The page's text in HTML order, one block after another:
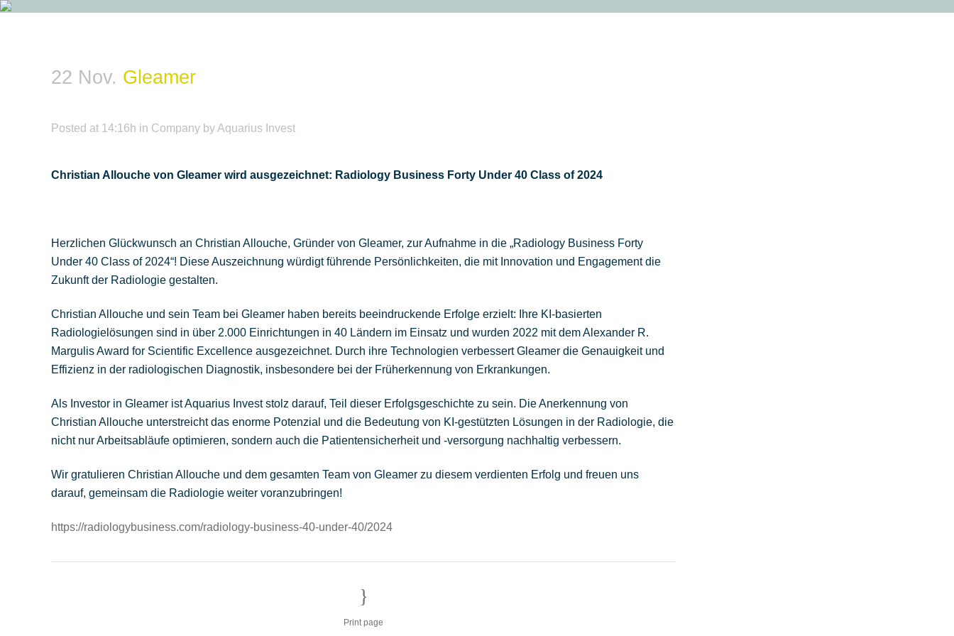
22 Nov. Gleamer
Posted at 14:16h in Company byAquarius Invest
Christian Allouche von Gleamer wird ausgezeichnet: Radiology Business Forty Under 40 Class of 2024
Herzlichen Glückwunsch an Christian Allouche, Gründer von Gleamer, zur Aufnahme in die „Radiology Business Forty
Under 40 Class of 2024“! Diese Auszeichnung würdigt führende Persönlichkeiten, die mit Innovation und Engagement die
Zukunft der Radiologie gestalten.
Christian Allouche und sein Team bei Gleamer haben bereits beeindruckende Erfolge erzielt: Ihre KI-basierten
Radiologielösungen sind in über 2.000 Einrichtungen in 40 Ländern im Einsatz und wurden 2022 mit dem Alexander R.
Margulis Award for Scientific Excellence ausgezeichnet. Durch ihre Technologien verbessert Gleamer die Genauigkeit und
Effizienz in der radiologischen Diagnostik, insbesondere bei der Früherkennung von Erkrankungen.
Als Investor in Gleamer ist Aquarius Invest stolz darauf, Teil dieser Erfolgsgeschichte zu sein. Die Anerkennung von
Christian Allouche unterstreicht das enorme Potenzial und die Bedeutung von KI-gestützten Lösungen in der Radiologie, die
nicht nur Arbeitsabläufe optimieren, sondern auch die Patientensicherheit und -versorgung nachhaltig verbessern.
Wir gratulieren Christian Allouche und dem gesamten Team von Gleamer zu diesem verdienten Erfolg und freuen uns
darauf, gemeinsam die Radiologie weiter voranzubringen!
https://radiologybusiness.com/radiology-business-40-under-40/2024
Print page